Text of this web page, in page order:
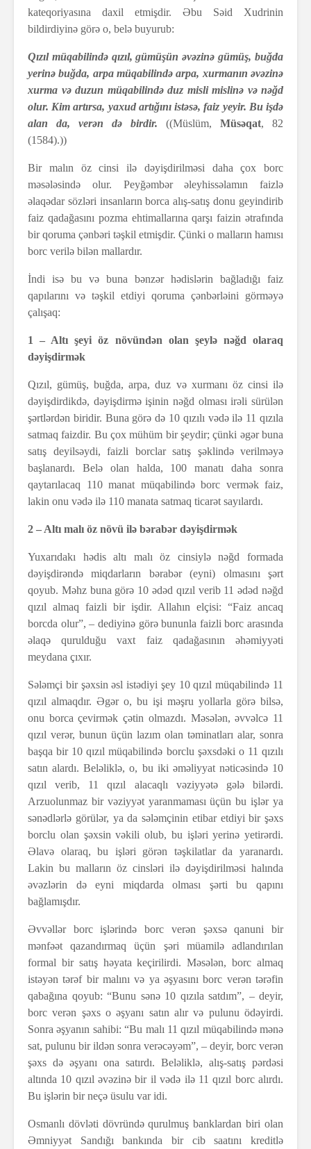
kateqoriyasına daxil etmişdir. Əbu Səid Xudrinin
bildirdiyinə görə o, belə buyurub:
Qızıl müqabilində qızıl, gümüşün əvəzinə gümüş, buğda
yerinə buğda, arpa müqabilində arpa, xurmanın əvəzinə
xurma və duzun müqabilində duz misli mislinə və nəğd
olur. Kim artırsa, yaxud artığını istəsə, faiz yeyir. Bu işdə
alan da, verən də birdir. ((Müslüm, Müsəqat, 82
(1584).))
Bir malın öz cinsi ilə dəyişdirilməsi daha çox borc
məsələsində olur. Peyğəmbər əleyhissəlamın faizlə
əlaqədar sözləri insanların borca alış-satış donu geyindirib
faiz qadağasını pozma ehtimallarına qarşı faizin ətrafında
bir qoruma çənbəri təşkil etmişdir. Çünki o malların hamısı
borc verilə bilən mallardır.
İndi isə bu və buna bənzər hədislərin bağladığı faiz
qapılarını və təşkil etdiyi qoruma çənbərləini görməyə
çalışaq:
1 – Altı şeyi öz növündən olan şeylə nəğd olaraq
dəyişdirmək
Qızıl, gümüş, buğda, arpa, duz və xurmanı öz cinsi ilə
dəyişdirdikdə, dəyişdirmə işinin nəğd olması irəli sürülən
şərtlərdən biridir. Buna görə də 10 qızılı vədə ilə 11 qızıla
satmaq faizdir. Bu çox mühüm bir şeydir; çünki əgər buna
satış deyilsəydi, faizli borclar satış şəklində verilməyə
başlanardı. Belə olan halda, 100 manatı daha sonra
qaytarılacaq 110 manat müqabilində borc vermək faiz,
lakin onu vədə ilə 110 manata satmaq ticarət sayılardı.
2 – Altı malı öz növü ilə bərabər dəyişdirmək
Yuxarıdakı hədis altı malı öz cinsiylə nəğd formada
dəyişdirəndə miqdarların bərabər (eyni) olmasını şərt
qoyub. Məhz buna görə 10 ədəd qızıl verib 11 ədəd nəğd
qızıl almaq faizli bir işdir. Allahın elçisi: “Faiz ancaq
borcda olur”, – dediyinə görə bununla faizli borc arasında
əlaqə qurulduğu vaxt faiz qadağasının əhəmiyyəti
meydana çıxır.
Sələmçi bir şəxsin əsl istədiyi şey 10 qızıl müqabilində 11
qızıl almaqdır. Əgər o, bu işi məşru yollarla görə bilsə,
onu borca çevirmək çətin olmazdı. Məsələn, əvvəlcə 11
qızıl verər, bunun üçün lazım olan təminatları alar, sonra
başqa bir 10 qızıl müqabilində borclu şəxsdəki o 11 qızılı
satın alardı. Beləliklə, o, bu iki əməliyyat nəticəsində 10
qızıl verib, 11 qızıl alacaqlı vəziyyətə gələ bilərdi.
Arzuolunmaz bir vəziyyət yaranmaması üçün bu işlər ya
sənədlərlə görülər, ya da sələmçinin etibar etdiyi bir şəxs
borclu olan şəxsin vəkili olub, bu işləri yerinə yetirərdi.
Əlavə olaraq, bu işləri görən təşkilatlar da yaranardı.
Lakin bu malların öz cinsləri ilə dəyişdirilməsi halında
əvəzlərin də eyni miqdarda olması şərti bu qapını
bağlamışdır.
Əvvəllər borc işlərində borc verən şəxsə qanuni bir
mənfəət qazandırmaq üçün şəri müamilə adlandırılan
formal bir satış həyata keçirilirdi. Məsələn, borc almaq
istəyən tərəf bir malını və ya əşyasını borc verən tərəfin
qabağına qoyub: “Bunu sənə 10 qızıla satdım”, – deyir,
borc verən şəxs o əşyanı satın alır və pulunu ödəyirdi.
Sonra əşyanın sahibi: “Bu malı 11 qızıl müqabilində mənə
sat, pulunu bir ildən sonra verəcəyəm”, – deyir, borc verən
şəxs də əşyanı ona satırdı. Beləliklə, alış-satış pərdəsi
altında 10 qızıl əvəzinə bir il vədə ilə 11 qızıl borc alırdı.
Bu işlərin bir neçə üsulu var idi.
Osmanlı dövləti dövründə qurulmuş banklardan biri olan
Əmniyyət Sandığı bankında bir cib saatını kreditlə